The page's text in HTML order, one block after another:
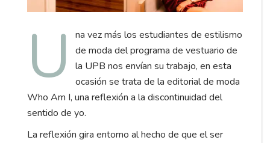
U
na vez más los estudiantes de estilismo
de moda del programa de vestuario de
la UPB nos envían su trabajo, en esta
ocasión se trata de la editorial de moda
Who Am I, una reflexión a la discontinuidad del
sentido de yo.
La reflexión gira entorno al hecho de que el ser